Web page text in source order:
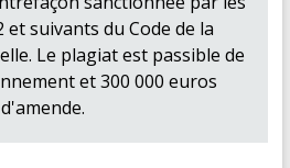
et suivants du Code de la
Le plagiat est passible de
et 300 000 euros
d'amende.